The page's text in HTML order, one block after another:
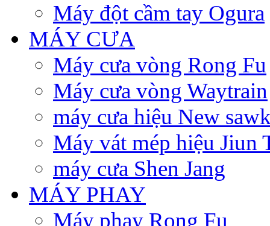
Máy đột cầm tay Ogura
MÁY CƯA
Máy cưa vòng Rong Fu
Máy cưa vòng Waytrain
máy cưa hiệu New
Máy vát mép hiệu Jiun
máy cưa Shen Jang
MÁY PHAY
Máy phay Rong Fu